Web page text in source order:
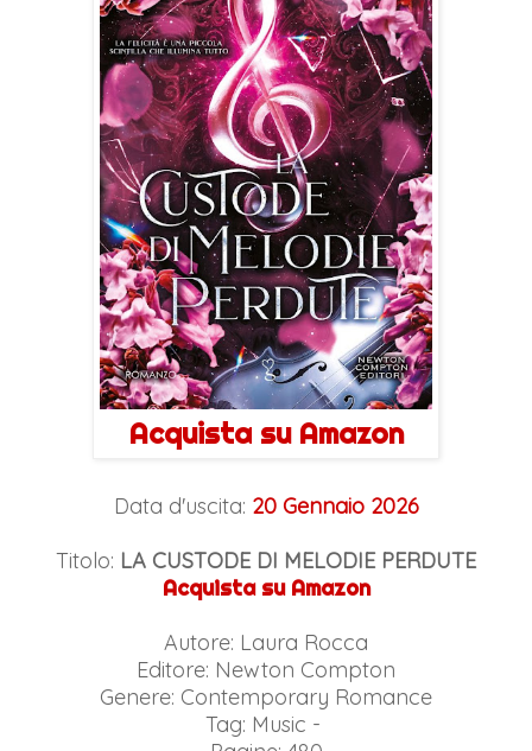
Acquista su Amazon
Data d'uscita: 20 Gennaio 2026
Titolo: LA CUSTODE DI MELODIE PERDUTE
Acquista su Amazon
Autore: Laura Rocca
Editore: Newton Compton
Genere: Contemporary Romance
Tag: Music -